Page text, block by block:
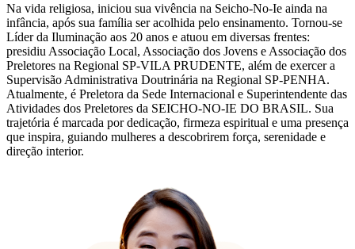
Na vida religiosa, iniciou sua vivência na Seicho-No-Ie ainda na
infância, após sua família ser acolhida pelo ensinamento. Tornou-se
Líder da Iluminação aos 20 anos e atuou em diversas frentes:
presidiu Associação Local, Associação dos Jovens e Associação dos
Preletores na Regional SP-VILA PRUDENTE, além de exercer a
Supervisão Administrativa Doutrinária na Regional SP-PENHA.
Atualmente, é Preletora da Sede Internacional e Superintendente das
Atividades dos Preletores da SEICHO-NO-IE DO BRASIL. Sua
trajetória é marcada por dedicação, firmeza espiritual e uma presença
que inspira, guiando mulheres a descobrirem força, serenidade e
direção interior.